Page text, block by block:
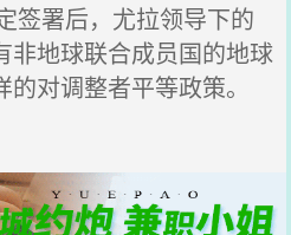
签署后，尤拉领导下的
非地球联合成员国的地球
对调整者平等政策。